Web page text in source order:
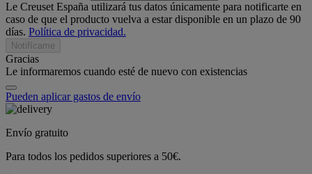
Le Creuset España utilizará tus datos únicamente para notificarte en
caso de que el producto vuelva a estar disponible en un plazo de 90
días. Política de privacidad.
Notifícame
Gracias
Le informaremos cuando esté de nuevo con existencias
Pueden aplicar gastos de envío
Envío gratuito
Para todos los pedidos superiores a 50€.